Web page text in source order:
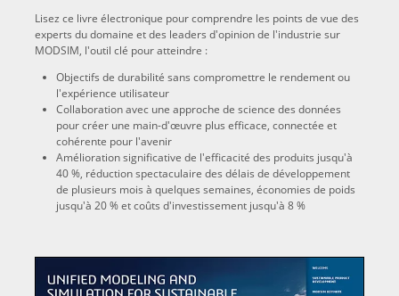
Lisez ce livre électronique pour comprendre les points de vue des
experts du domaine et des leaders d'opinion de l'industrie sur
MODSIM, l'outil clé pour atteindre :
Objectifs de durabilité sans compromettre le rendement ou
l'expérience utilisateur
Collaboration avec une approche de science des données
pour créer une main-d'œuvre plus efficace, connectée et
cohérente pour l'avenir
Amélioration significative de l'efficacité des produits jusqu'à
40 %, réduction spectaculaire des délais de développement
de plusieurs mois à quelques semaines, économies de poids
jusqu'à 20 % et coûts d'investissement jusqu'à 8 %